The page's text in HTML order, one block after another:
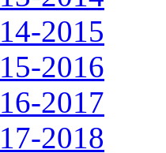
2015
2016
2017
2018